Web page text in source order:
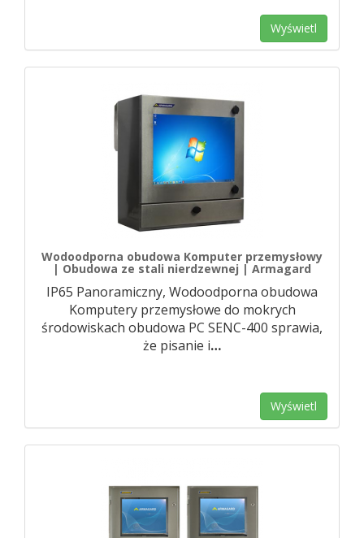
Wyświetl
Wodoodporna obudowa Komputer przemysłowy
| Obudowa ze stali nierdzewnej | Armagard
IP65 Panoramiczny, Wodoodporna obudowa
Komputery przemysłowe do mokrych
środowiskach obudowa PC SENC-400 sprawia,
że ​​pisanie i…
Wyświetl